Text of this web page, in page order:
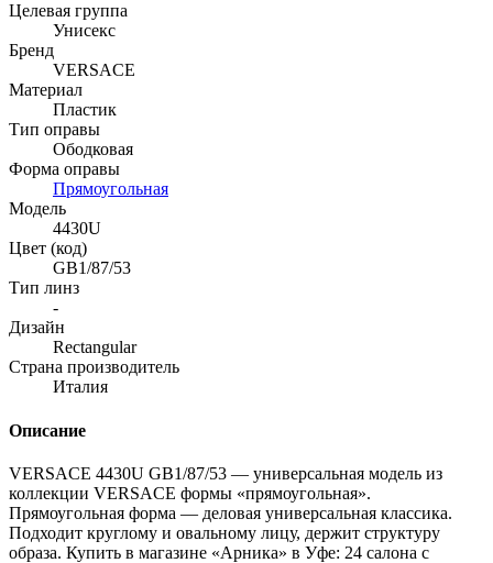
Целевая группа
Унисекс
Бренд
VERSACE
Материал
Пластик
Тип оправы
Ободковая
Форма оправы
Прямоугольная
Модель
4430U
Цвет (код)
GB1/87/53
Тип линз
-
Дизайн
Rectangular
Страна производитель
Италия
Описание
VERSACE 4430U GB1/87/53 — универсальная модель из
коллекции VERSACE формы «прямоугольная».
Прямоугольная форма — деловая универсальная классика.
Подходит круглому и овальному лицу, держит структуру
образа. Купить в магазине «Арника» в Уфе: 24 салона с